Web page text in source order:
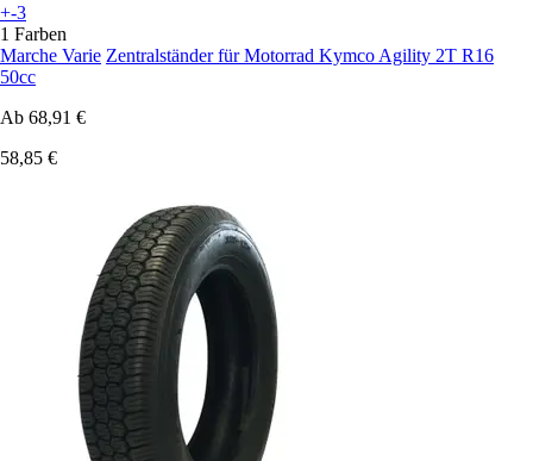
+-3
1 Farben
Marche Varie Zentralständer für Motorrad Kymco Agility 2T R16
50cc
Ab 68,91 €
58,85 €